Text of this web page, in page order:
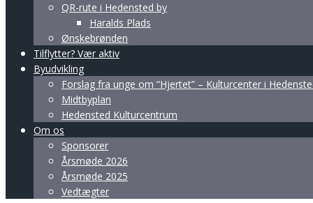
QR-rute i Hedensted by
Haralds Plads
Ønskebrønden
Tilflytter? Vær aktiv
Byudvikling
Forslag fra unge om “Hjertet” – Kulturcenter i
Midtbyplan
Hedensted Kulturcentrum
Om os
Sponsorer
Årsmøde 2026
Årsmøde 2025
Vedtægter